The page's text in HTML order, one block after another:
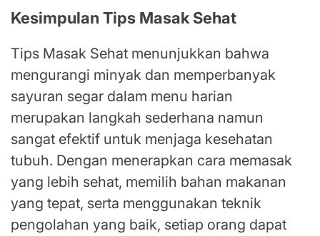
Kesimpulan Tips Masak Sehat
Tips Masak Sehat menunjukkan bahwa
mengurangi minyak dan memperbanyak
sayuran segar dalam menu harian
merupakan langkah sederhana namun
sangat efektif untuk menjaga kesehatan
tubuh. Dengan menerapkan cara memasak
yang lebih sehat, memilih bahan makanan
yang tepat, serta menggunakan teknik
pengolahan yang baik, setiap orang dapat